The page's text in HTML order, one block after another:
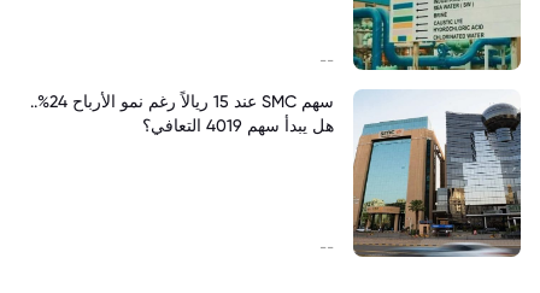
--
سهم SMC عند 15 ريالاً رغم نمو الأرباح 24%..
هل يبدأ سهم 4019 التعافي؟
--